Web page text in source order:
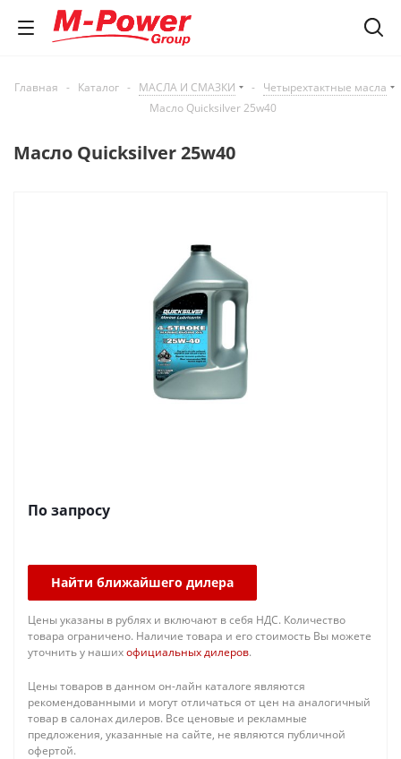
Главная - Каталог - МАСЛА И СМАЗКИ - Четырехтактные масла
Масло Quicksilver 25w40
Масло Quicksilver 25w40
По запросу
Найти ближайшего дилера
Цены указаны в рублях и включают в себя НДС. Количество
товара ограничено. Наличие товара и его стоимость Вы можете
уточнить у нашихофициальных дилеров.
Цены товаров в данном он-лайн каталоге являются
рекомендованными и могут отличаться от цен на аналогичный
товар в салонах дилеров. Все ценовые и рекламные
предложения, указанные на сайте, не являются публичной
офертой.